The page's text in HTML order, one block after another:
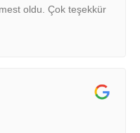
oldu. Çok teşekkür